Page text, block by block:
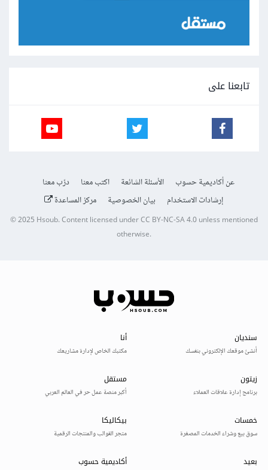
تابعنا على
عن أكاديمية حسوب الأسئلة الشائعة اكتب معنا
درّب معنا
إرشادات الاستخدام
بيان الخصوصية مركز المساعدة
© 2025Hsoub.Content licensed underCC BY-NC-SA 4.0unless mentioned
otherwise.